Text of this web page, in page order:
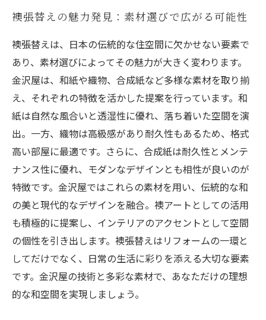
あなたの家を彩る襖の素材とデザイン完全ガイ
ド
襖張替えの基礎知識：素材ごとの特徴と選び方
和を極める！金沢屋の襖で創る理想のインテリ
ア
襖張替えの魅力発見：素材選びで広がる可能性
襖張替えは、日本の伝統的な住空間に欠かせない要素で
あり、素材選びによってその魅力が大きく変わります。
金沢屋は、和紙や織物、合成紙など多様な素材を取り揃
え、それぞれの特徴を活かした提案を行っています。和
紙は自然な風合いと透湿性に優れ、落ち着いた空間を演
出。一方、織物は高級感があり耐久性もあるため、格式
高い部屋に最適です。さらに、合成紙は耐久性とメンテ
ナンス性に優れ、モダンなデザインとも相性が良いのが
特徴です。金沢屋ではこれらの素材を用い、伝統的な和
の美と現代的なデザインを融合。襖アートとしての活用
も積極的に提案し、インテリアのアクセントとして空間
の個性を引き出します。襖張替えはリフォームの一環と
してだけでなく、日常の生活に彩りを添える大切な要素
です。金沢屋の技術と多彩な素材で、あなただけの理想
的な和空間を実現しましょう。